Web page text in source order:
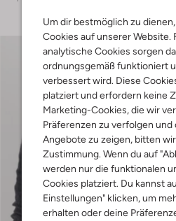
Um dir bestmöglich zu
Cookies auf unserer Website.
analytische Cookies sorgen
ordnungsgemäß funktioniert
verbessert wird. Diese
platziert und erfordern keine
Marketing-Cookies, die wir
Präferenzen zu verfolgen
Angebote zu zeigen, bitten
Zustimmung. Wenn du auf
werden nur die funktionalen
Cookies platziert. Du kannst
Einstellungen" klicken, um
erhalten oder deine